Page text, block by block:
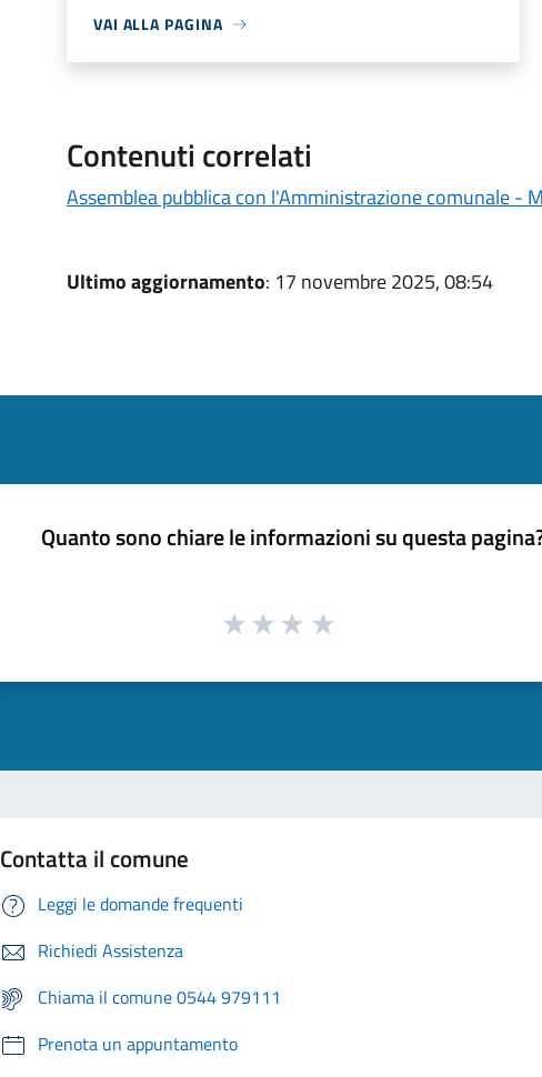
VAI ALLA PAGINA
Contenuti correlati
Assemblea pubblica con l'Amministrazione comunale -
Ultimo aggiornamento: 17 novembre 2025, 08:54
Quanto sono chiare le informazioni su questa
Contatta il comune
Leggi le domande frequenti
Richiedi Assistenza
Chiama il comune 0544 979111
Prenota un appuntamento